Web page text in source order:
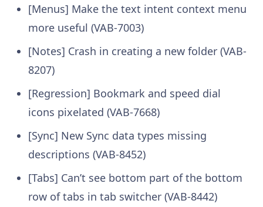
[Menus] Make the text intent context menu
more useful (VAB-7003)
[Notes] Crash in creating a new folder (VAB-
8207)
[Regression] Bookmark and speed dial
icons pixelated (VAB-7668)
[Sync] New Sync data types missing
descriptions (VAB-8452)
[Tabs] Can’t see bottom part of the bottom
row of tabs in tab switcher (VAB-8442)